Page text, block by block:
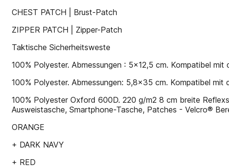
CHEST PATCH | Brust-Patch
ZIPPER PATCH | Zipper-Patch
Taktische Sicherheitsweste
100% Polyester. Abmessungen : 5x12,5 cm. Kompatibel mit
100% Polyester. Abmessungen: 5,8x35 cm. Kompatibel mit
100% Polyester Oxford 600D. 220 g/m2 8 cm breite
Ausweistasche, Smartphone-Tasche, Patches - Velcro®
ORANGE
+ DARK NAVY
+ RED